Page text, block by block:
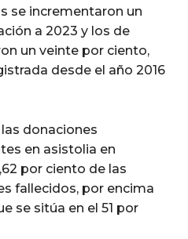
se incrementaron un
a 2023 y los de
un veinte por ciento,
desde el año 2016
donaciones
en asistolia en
por ciento de las
fallecidos, por encima
se sitúa en el 51 por